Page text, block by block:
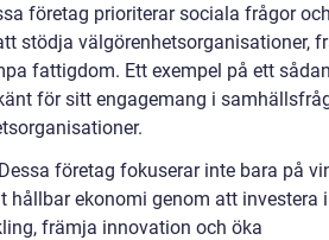
företag prioriterar sociala frågor
stödja välgörenhetsorganisationer,
fattigdom. Ett exempel på ett
för sitt engagemang i
företag fokuserar inte bara på
hållbar ekonomi genom att investera i
främja innovation och öka